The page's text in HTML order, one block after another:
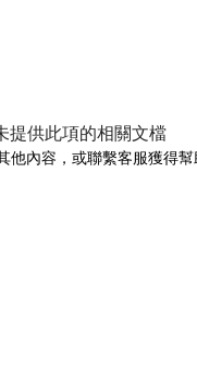
提供此項的相關文檔
他內容，或聯繫客服獲得幫